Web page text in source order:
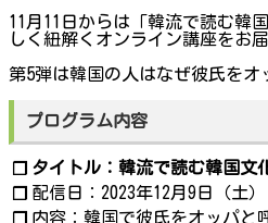
11月11日からは「韓流で読む韓
しく紐解くオンライン講座をお
第5弾は韓国の人はなぜ彼氏をオ
プログラム内容
❐ タイトル：韓流で読む韓国文
❐ 配信日：2023年12月9日（土）
❐ 内容：韓国で彼氏をオッパと